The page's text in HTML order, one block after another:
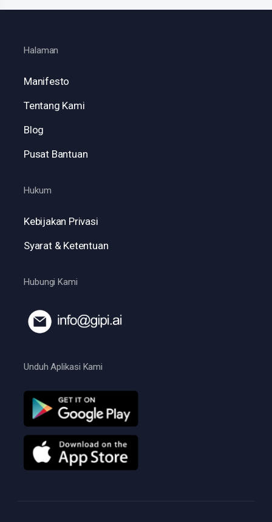
Halaman
Manifesto
Tentang Kami
Blog
Pusat Bantuan
Hukum
Kebijakan Privasi
Syarat & Ketentuan
Hubungi Kami
Unduh Aplikasi Kami